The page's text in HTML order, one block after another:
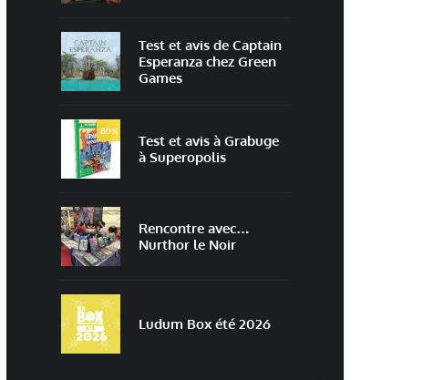
Test et avis de Captain
Esperanza chez Green
Games
80%
Test et avis à Grabuge
à Superopolis
Rencontre avec…
Nurthor le Noir
Ludum Box été 2026